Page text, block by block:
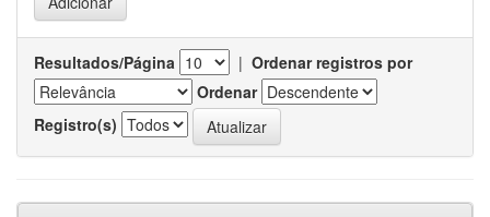
Resultados/Página | Ordenar registros por
Ordenar
Registro(s)